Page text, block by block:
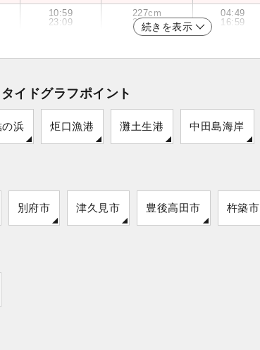
10:59
23:09
227cm
228cm
04:49
16:59
続きを表示
イドグラフポイント
の浜 炬口漁港 灘土生港 中田島海岸
別府市 津久見市 豊後高田市 杵築市